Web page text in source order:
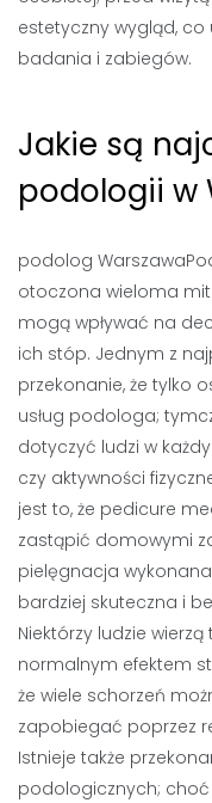
estetyczny wygląd,
badania i zabiegów.
Jakie są
podologii w
podolog
otoczona wieloma
mogą wpływać na
ich stóp. Jednym z
przekonanie, że tylko
usług podologa;
dotyczyć ludzi w
czy aktywności
jest to, że pedicure
zastąpić domowymi
pielęgnacja
bardziej skuteczna i
Niektórzy ludzie
normalnym efektem
że wiele schorzeń
zapobiegać poprzez
Istnieje także
podologicznych;